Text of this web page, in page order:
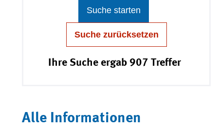
Suche starten
Suche zurücksetzen
Ihre Suche ergab 907 Treffer
Alle Informationen